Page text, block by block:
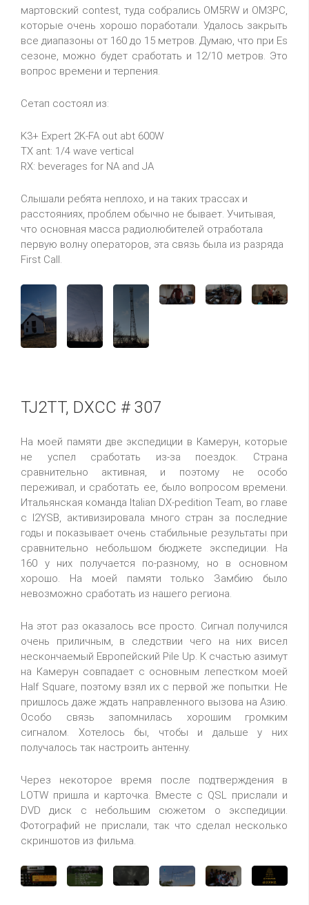
мартовский contest, туда собрались OM5RW и OM3PC,
которые очень хорошо поработали. Удалось закрыть
все диапазоны от 160 до 15 метров. Думаю, что при Es
сезоне, можно будет сработать и 12/10 метров. Это
вопрос времени и терпения.
Сетап состоял из:
K3+ Expert 2K-FA out abt 600W
TX ant: 1/4 wave vertical
RX: beverages for NA and JA
Слышали ребята неплохо, и на таких трассах и
расстояниях, проблем обычно не бывает. Учитывая,
что основная масса радиолюбителей отработала
первую волну операторов, эта связь была из разряда
First Call.
TJ2TT, DXCC # 307
На моей памяти две экспедиции в Камерун, которые
не успел сработать из-за поездок. Страна
сравнительно активная, и поэтому не особо
переживал, и сработать ее, было вопросом времени.
Итальянская команда Italian DX-pedition Team, во главе
с
I2YSB, активизировала много стран за последние
годы и показывает очень стабильные результаты при
сравнительно небольшом бюджете экспедиции. На
160 у них получается по-разному, но в основном
хорошо. На моей памяти только Замбию было
невозможно сработать из нашего региона.
На этот раз оказалось все просто. Сигнал получился
очень приличным, в следствии чего на них висел
нескончаемый Европейский Pile Up. К счастью азимут
на Камерун совпадает с основным лепестком моей
Half Square, поэтому взял их с первой же попытки. Не
пришлось даже ждать направленного вызова на Азию.
Особо связь запомнилась хорошим громким
сигналом. Хотелось бы, чтобы и дальше у них
получалось так настроить антенну.
Через некоторое время после подтверждения в
LOTW пришла и карточка. Вместе с QSL прислали и
DVD диск с небольшим сюжетом о экспедиции.
Фотографий не прислали, так что сделал несколько
скриншотов из фильма.